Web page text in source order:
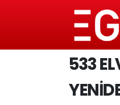
533